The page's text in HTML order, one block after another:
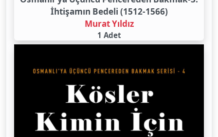
İhtişamın Bedeli (1512-1566)
Murat Yıldız
1 Adet